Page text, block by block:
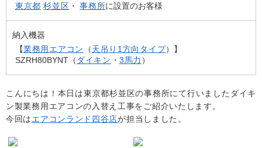
東京都 杉並区 ・事務所に設置のお客様
納入機器
【業務用エアコン （天吊り1方向タイプ）】
SZRH80BYNT（ ダイキン ・ 3馬力 ）
こんにちは！本日は東京都杉並区の事務所にて行いましたダイキ
ン製業務用エアコンの入替え工事をご紹介いたします。
今回はエアコンランド四谷店が担当しました。